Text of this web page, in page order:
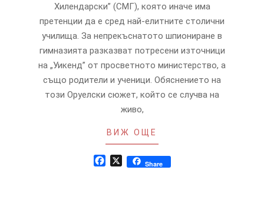
Хилендарски” (СМГ), която иначе има
претенции да е сред най-елитните столични
училища. За непрекъснатото шпиониране в
гимназията разказват потресени източници
на „Уикенд” от просветното министерство, а
също родители и ученици. Обяснението на
този Оруелски сюжет, който се случва на
живо,
ВИЖ ОЩЕ
Facebook
X Share